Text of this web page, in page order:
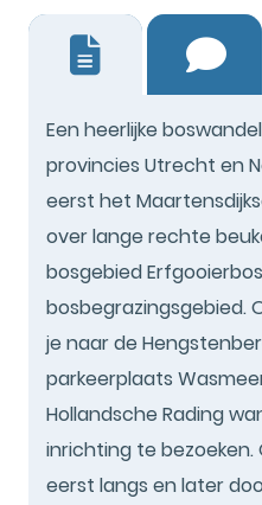
Een heerlijke
provincies Utrecht en
eerst het
over lange rechte
bosgebied
bosbegrazingsgebied.
je naar de
parkeerplaats
Hollandsche Rading
inrichting te bezoeken.
eerst langs en later